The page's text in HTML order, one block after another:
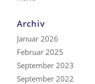
Archiv
Januar 2026
Februar 2025
September 2023
September 2022